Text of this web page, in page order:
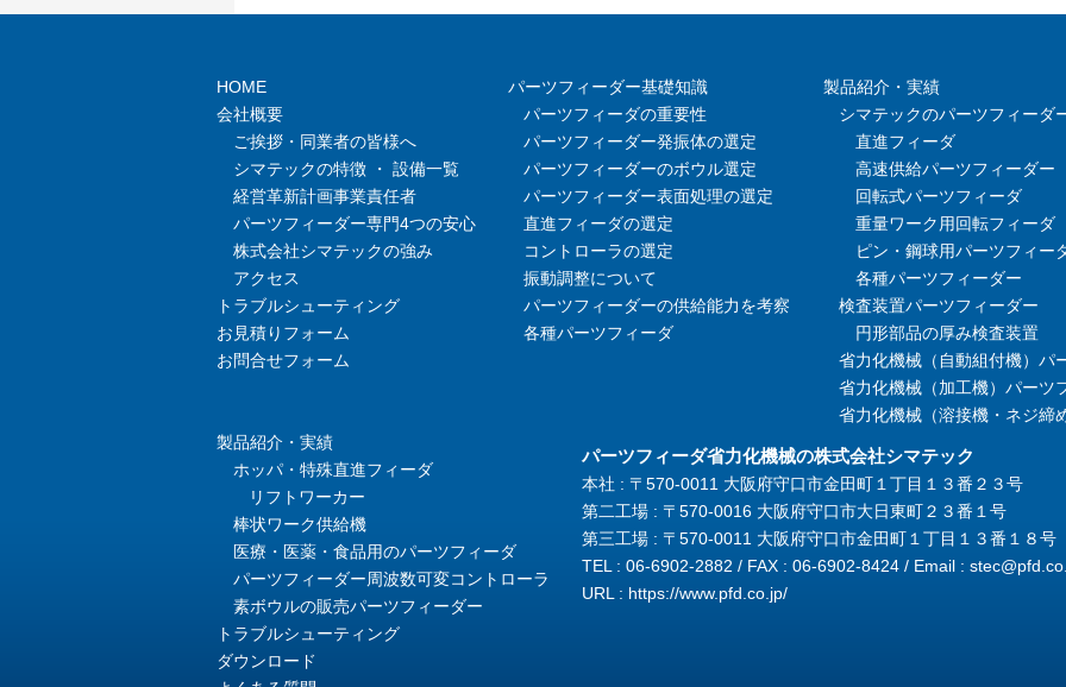
HOME
会社概要
ご挨拶・同業者の皆様へ
シマテックの特徴 ・ 設備一覧
経営革新計画事業責任者
パーツフィーダー専門4つの安心
株式会社シマテックの強み
アクセス
トラブルシューティング
お見積りフォーム
お問合せフォーム
パーツフィーダー基礎知識
パーツフィーダの重要性
パーツフィーダー発振体の選定
パーツフィーダーのボウル選定
パーツフィーダー表面処理の選定
直進フィーダの選定
コントローラの選定
振動調整について
パーツフィーダーの供給能力を考察
各種パーツフィーダ
製品紹介・実績
シマテックのパーツフィーダ
直進フィーダ
高速供給パーツフィーダー
回転式パーツフィーダ
重量ワーク用回転フィーダ
ピン・鋼球用パーツフィー
各種パーツフィーダー
検査装置パーツフィーダー
円形部品の厚み検査装置
省力化機械（自動組付機）パ
省力化機械（加工機）パーツ
省力化機械（溶接機・ネジ締
製品紹介・実績
ホッパ・特殊直進フィーダ
リフトワーカー
棒状ワーク供給機
医療・医薬・食品用のパーツフィーダ
パーツフィーダー周波数可変コントローラ
素ボウルの販売パーツフィーダー
トラブルシューティング
ダウンロード
パーツフィーダ省力化機械の株式会社シマテック
本社 : 〒570-0011 大阪府守口市金田町１丁目１３番２３号
第二工場 : 〒570-0016 大阪府守口市大日東町２３番１号
第三工場 : 〒570-0011 大阪府守口市金田町１丁目１３番１８号
TEL : 06-6902-2882 / FAX : 06-6902-8424 / Email :
URL : https://www.pfd.co.jp/